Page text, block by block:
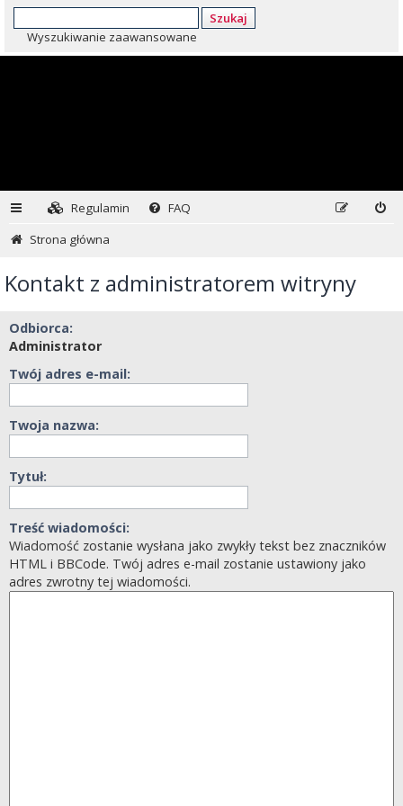
Szukaj
Wyszukiwanie zaawansowane
Regulamin
FAQ
Strona główna
Kontakt z administratorem witryny
Odbiorca:
Administrator
Twój adres e-mail:
Twoja nazwa:
Tytuł:
Treść wiadomości:
Wiadomość zostanie wysłana jako zwykły tekst bez znaczników
HTML i BBCode. Twój adres e-mail zostanie ustawiony jako
adres zwrotny tej wiadomości.